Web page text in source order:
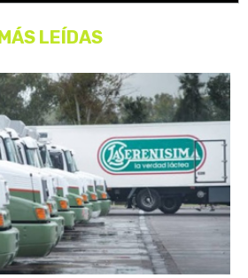
MÁS LEÍDAS